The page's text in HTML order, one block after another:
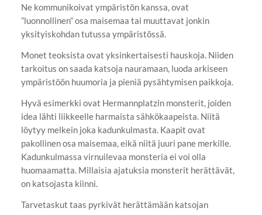
Ne kommunikoivat ympäristön kanssa, ovat
”luonnollinen” osa maisemaa tai muuttavat jonkin
yksityiskohdan tutussa ympäristössä.
Monet teoksista ovat yksinkertaisesti hauskoja. Niiden
tarkoitus on saada katsoja nauramaan, luoda arkiseen
ympäristöön huumoria ja pieniä pysähtymisen paikkoja.
Hyvä esimerkki ovat Hermannplatzin monsterit, joiden
idea lähti liikkeelle harmaista sähkökaapeista. Niitä
löytyy melkein joka kadunkulmasta. Kaapit ovat
pakollinen osa maisemaa, eikä niitä juuri pane merkille.
Kadunkulmassa virnuilevaa monsteria ei voi olla
huomaamatta. Millaisia ajatuksia monsterit herättävät,
on katsojasta kiinni.
Tarvetaskut taas pyrkivät herättämään katsojan